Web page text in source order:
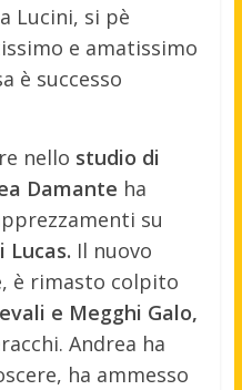
Lucini, si pè
e amatissimo
è successo
nello studio di
Damante ha
su
Il nuovo
è rimasto colpito
e Megghi Galo,
Andrea ha
ha ammesso